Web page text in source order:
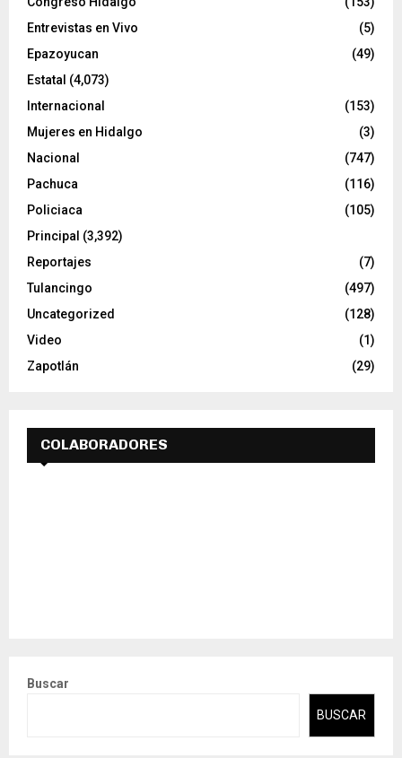
Entrevistas en Vivo
(5)
Epazoyucan
(49)
Estatal (4,073)
Internacional
(153)
Mujeres en Hidalgo
(3)
Nacional
(747)
Pachuca
(116)
Policiaca
(105)
Principal (3,392)
Reportajes
(7)
Tulancingo
(497)
Uncategorized
(128)
Video
(1)
Zapotlán
(29)
COLABORADORES
Buscar
BUSCAR